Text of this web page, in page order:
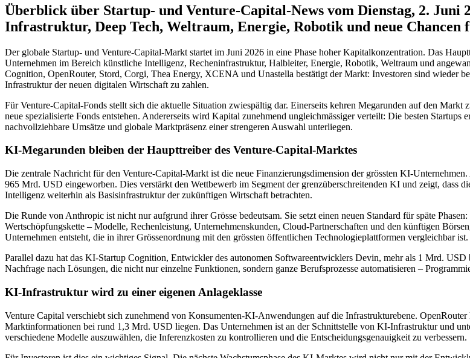
Überblick über Startup- und Venture-Capital-News vom Dienstag, 2.
Infrastruktur, Deep Tech, Weltraum, Energie, Robotik und neue Chancen
Der globale Startup- und Venture-Capital-Markt startet im Juni 2026 in eine Phase hoher Kapitalkonzentration. Das
Unternehmen im Bereich künstliche Intelligenz, Recheninfrastruktur, Halbleiter, Energie, Robotik, Weltraum und
Cognition, OpenRouter, Stord, Corgi, Thea Energy, XCENA und Unastella bestätigt der Markt: Investoren sind wieder
Infrastruktur der neuen digitalen Wirtschaft zu zahlen.
Für Venture-Capital-Fonds stellt sich die aktuelle Situation zwiespältig dar. Einerseits kehren Megarunden auf den
neue spezialisierte Fonds entstehen. Andererseits wird Kapital zunehmend ungleichmässiger verteilt: Die besten
nachvollziehbare Umsätze und globale Marktpräsenz einer strengeren Auswahl unterliegen.
KI-Megarunden bleiben der Haupttreiber des Venture-Capital-Marktes
Die zentrale Nachricht für den Venture-Capital-Markt ist die neue Finanzierungsdimension der grössten KI-
965 Mrd. USD eingeworben. Dies verstärkt den Wettbewerb im Segment der grenzüberschreitenden KI und zeigt, dass
Intelligenz weiterhin als Basisinfrastruktur der zukünftigen Wirtschaft betrachten.
Die Runde von Anthropic ist nicht nur aufgrund ihrer Grösse bedeutsam. Sie setzt einen neuen Standard für späte
Wertschöpfungskette – Modelle, Rechenleistung, Unternehmenskunden, Cloud-Partnerschaften und den künftigen
Unternehmen entsteht, die in ihrer Grössenordnung mit den grössten öffentlichen Technologieplattformen vergleichbar ist.
Parallel dazu hat das KI-Startup Cognition, Entwickler des autonomen Softwareentwicklers Devin, mehr als 1 Mrd.
Nachfrage nach Lösungen, die nicht nur einzelne Funktionen, sondern ganze Berufsprozesse automatisieren –
KI-Infrastruktur wird zu einer eigenen Anlageklasse
Venture Capital verschiebt sich zunehmend von Konsumenten-KI-Anwendungen auf die Infrastrukturebene.
Marktinformationen bei rund 1,3 Mrd. USD liegen. Das Unternehmen ist an der Schnittstelle von KI-Infrastruktur und
verschiedene Modelle auszuwählen, die Inferenzkosten zu kontrollieren und die Entscheidungsgenauigkeit zu verbessern.